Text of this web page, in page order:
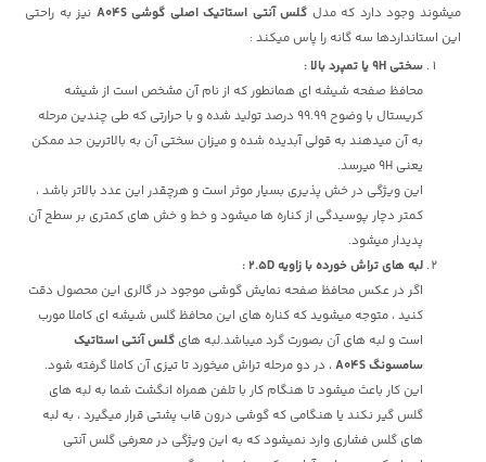
میشوند وجود دارد که مدل گلس آنتی استاتیک اصلی گوشی A04S
نیز به راحتی
این استانداردها سه گانه را پاس میکند :
سختی 9H یا تمپرد بالا :
محافظ صفحه شیشه ای همانطور که از نام آن مشخص است از شیشه
کریستال با وضوح 99.99 درصد تولید شده و با حرارتی که طی چندین مرحله
به آن میدهند به قولی آبدیده شده و میزان سختی آن به بالاترین حد ممکن
یعنی 9H میرسد.
این ویژگی در خش پذیری بسیار موثر است و هرچقدر این عدد بالاتر باشد ،
کمتر دچار پوسیدگی از کناره ها میشود و خط و خش های کمتری بر سطح آن
پدیدار میشود.
لبه های تراش خورده با زاویه 2.5D :
اگر در عکس محافظ صفحه نمایش گوشی موجود در گالری این محصول دقت
کنید ، متوجه میشوید که کناره های این محافظ گلس شیشه ای کاملا مورب
است و لبه های آن بصورت گرد میباشد.لبه هایگلس آنتی استاتیک
سامسونگ A04S
، در دو مرحله تراش میخورد تا تیزی آن کاملا گرفته شود.
این کار باعث میشود تا هنگام کار با تلفن همراه انگشت شما به لبه های
گلس گیر نکند یا هنگامی که گوشی درون قاب پشتی قرار میگیرد ، به لبه
های گلس فشاری وارد نمیشود که به این ویژگی در معرفی گلس آنتی